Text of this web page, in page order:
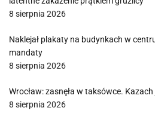
8 sierpnia 2026
Naklejał plakaty na budynkach w
mandaty
8 sierpnia 2026
Wrocław: zasnęła w taksówce. Kazach
8 sierpnia 2026